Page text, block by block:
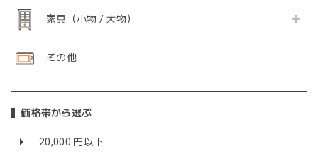
家具（小物 / 大物）
その他
価格帯から選ぶ
20,000 円以下